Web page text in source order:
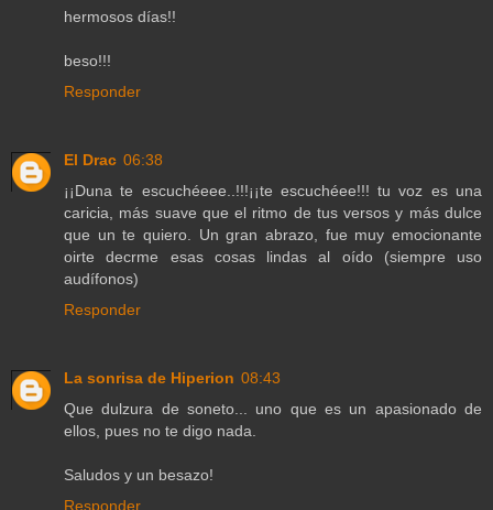
hermosos días!!
beso!!!
Responder
El Drac 06:38
¡¡Duna te escuchéeee..!!!¡¡te escuchéee!!! tu voz es una
caricia, más suave que el ritmo de tus versos y más dulce
que un te quiero. Un gran abrazo, fue muy emocionante
oirte decrme esas cosas lindas al oído (siempre uso
audífonos)
Responder
La sonrisa de Hiperion 08:43
Que dulzura de soneto... uno que es un apasionado de
ellos, pues no te digo nada.
Saludos y un besazo!
Responder